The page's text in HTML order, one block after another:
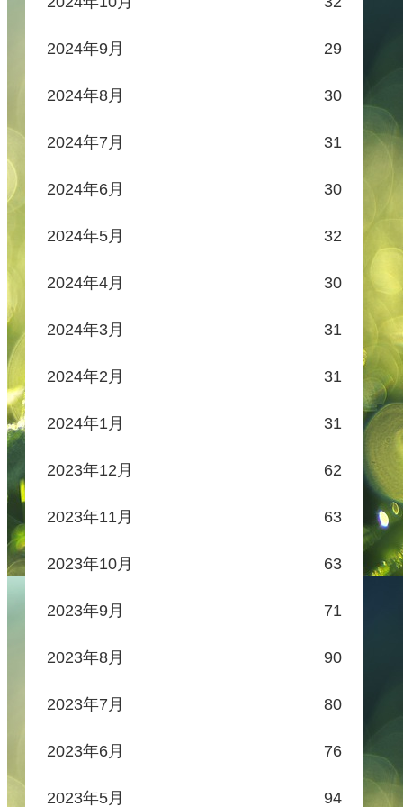
2024年9月 29
2024年8月 30
2024年7月 31
2024年6月 30
2024年5月 32
2024年4月 30
2024年3月 31
2024年2月 31
2024年1月 31
2023年12月 62
2023年11月 63
2023年10月 63
2023年9月 71
2023年8月 90
2023年7月 80
2023年6月 76
2023年5月 94